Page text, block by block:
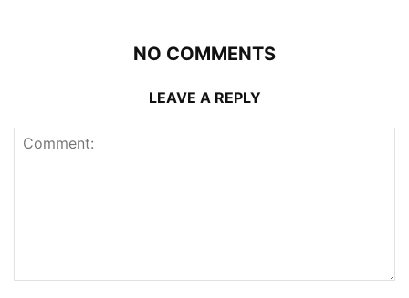
NO COMMENTS
LEAVE A REPLY